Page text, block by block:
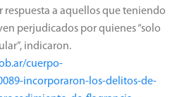
respuesta a aquellos que teniendo
perjudicados por quienes “solo
indicaron.
cuerpo-
incorporaron-los-delitos-de-